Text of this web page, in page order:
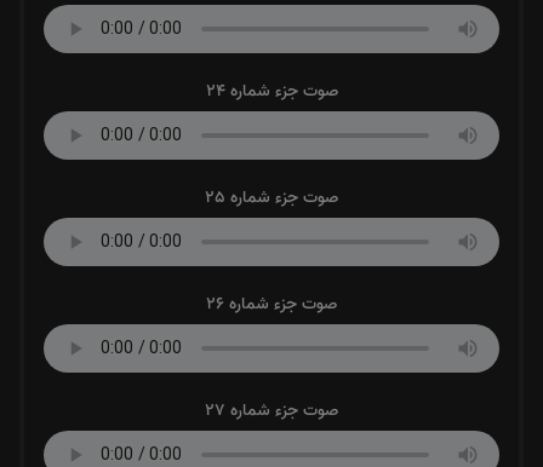
صوت جزء شماره 24
صوت جزء شماره 25
صوت جزء شماره 26
صوت جزء شماره 27